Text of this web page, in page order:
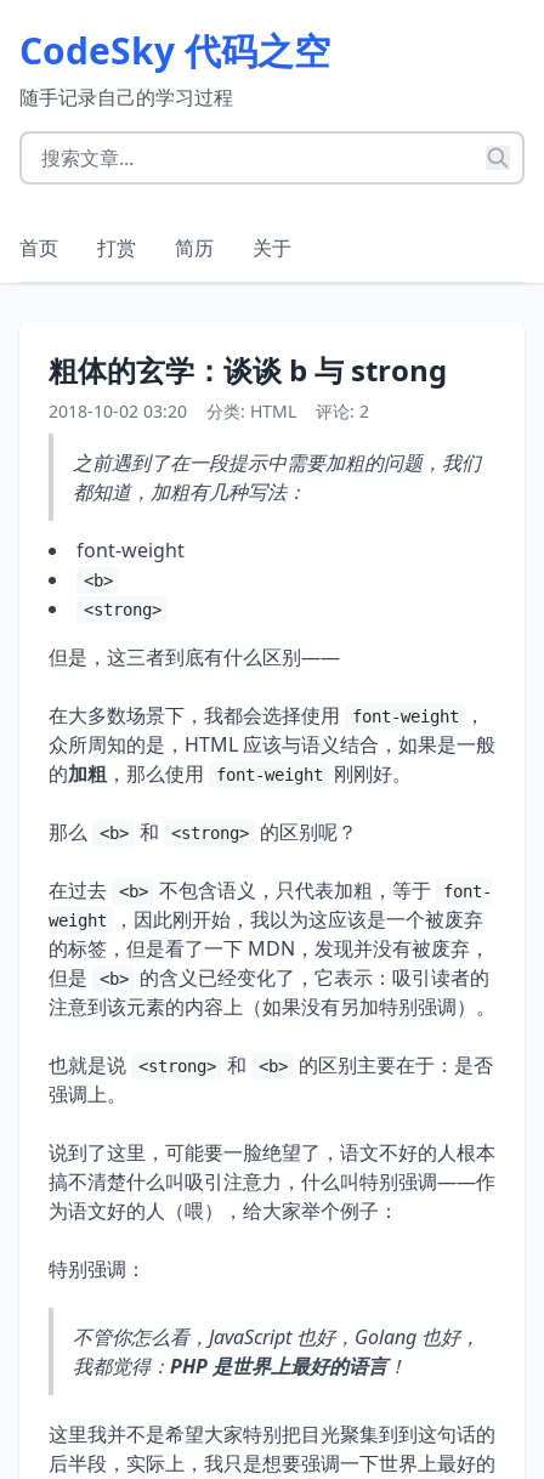
CodeSky 代码之空
随手记录自己的学习过程
首页 打赏 简历 关于
粗体的玄学：谈谈 b 与 strong
2018-10-02 03:20 分类: HTML 评论: 2
之前遇到了在一段提示中需要加粗的问题，我们
都知道，加粗有几种写法：
font-weight
<b>
<strong>
但是，这三者到底有什么区别——
在大多数场景下，我都会选择使用 font-weight
，
众所周知的是，HTML 应该与语义结合，如果是一般
的加粗 ，那么使用 font-weight 刚刚好。
那么 <b> 和 <strong> 的区别呢？
在过去 <b> 不包含语义，只代表加粗，等于
font-
weight
，因此刚开始，我以为这应该是一个被废弃
的标签，但是看了一下 MDN，发现并没有被废弃，
但是
<b>
的含义已经变化了，它表示：吸引读者的
注意到该元素的内容上（如果没有另加特别强调）。
也就是说 <strong> 和 <b>
的区别主要在于：是否
强调上。
说到了这里，可能要一脸绝望了，语文不好的人根本
搞不清楚什么叫吸引注意力，什么叫特别强调——作
为语文好的人（喂），给大家举个例子：
特别强调：
不管你怎么看，JavaScript 也好，Golang 也好，
我都觉得： PHP 是世界上最好的语言！
这里我并不是希望大家特别把目光聚集到到这句话的
后半段，实际上，我只是想要强调一下世界上最好的